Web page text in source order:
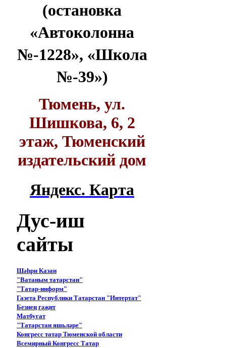
(остановка
«Автоколонна
№-1228», «Школа
№-39»)
Тюмень, ул.
Шишкова, 6, 2
этаж, Тюменский
издательский дом
Яндекс. Карта
Дус-иш
сайты
Шәһри Казан
"Ватаным татарстан"
"Татар-информ"
Газета Республики Татарстан "Интертат"
Безнең гәҗит
Матбугат
"Татарстан яшьләре"
Конгресс татар Тюменской области
Всемирный Конгресс Татар